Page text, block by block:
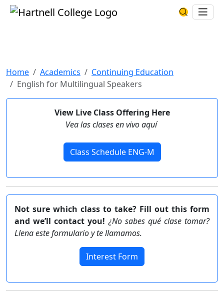
Skip to main content Hartnell CollegeSearch
Home Academics
Continuing Education
English for Multilingual Speakers
View Live Class Offering Here
Vea las clases en vivo aquí
Class Schedule ENG-M
Not sure which class to take? Fill out this form
and we’ll contact you!¿No sabes qué clase tomar?
Llena este formulario y te llamamos.
Interest Form